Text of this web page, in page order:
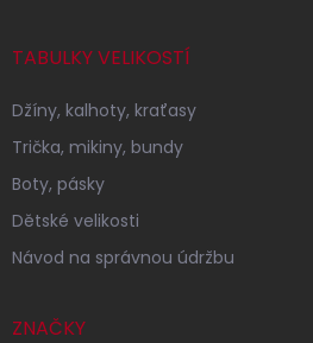
TABULKY VELIKOSTÍ
Džíny, kalhoty, kraťasy
Trička, mikiny, bundy
Boty, pásky
Dětské velikosti
Návod na správnou údržbu
ZNAČKY